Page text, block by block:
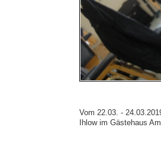
Vom 22.03. -
Ihlow im Gästehaus